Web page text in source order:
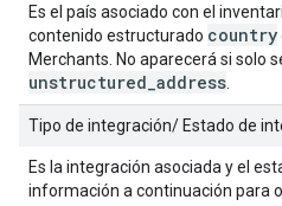
Es el país asociado con el
contenido estructurado country
Merchants. No aparecerá si solo
unstructured address
Tipo de integración/ Estado de
Es la integración asociada y el
información a continuación para